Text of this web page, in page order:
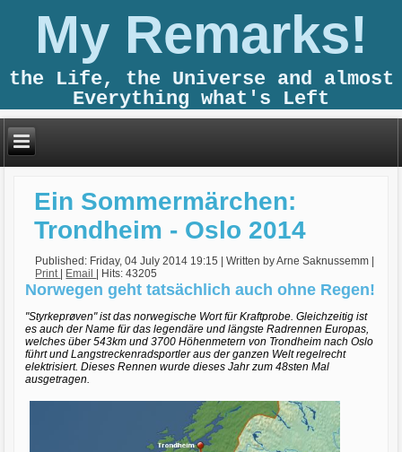
My Remarks!
the Life, the Universe and almost
Everything what's Left
Ein Sommermärchen:
Trondheim - Oslo 2014
Published: Friday, 04 July 2014 19:15 |Written by Arne Saknussemm |
Print | Email | Hits: 43205
Norwegen geht tatsächlich auch ohne Regen!
"Styrkeprøven" ist das norwegische Wort für Kraftprobe. Gleichzeitig ist
es auch der Name für das legendäre und längste Radrennen Europas,
welches über 543km und 3700 Höhenmetern von Trondheim nach Oslo
führt und Langstreckenradsportler aus der ganzen Welt regelrecht
elektrisiert. Dieses Rennen wurde dieses Jahr zum 48sten Mal
ausgetragen.